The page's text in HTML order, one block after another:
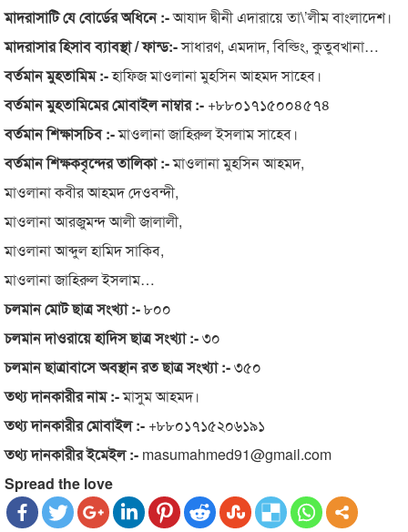
মাদরাসাটি যে বোর্ডের অধিনে :-আযাদ দ্বীনী এদারায়ে তা\’লীম বাংলাদেশ।
মাদরাসার হিসাব ব্যাবস্থা / ফান্ড:-সাধারণ, এমদাদ, বিল্ডিং, কুতুবখানা…
বর্তমান মুহতামিম :-হাফিজ মাওলানা মুহসিন আহমদ সাহেব।
বর্তমান মুহতামিমের মোবাইল নাম্বার :- +৮৮০১৭১৫০০৪৫৭৪
বর্তমান শিক্ষাসচিব :-মাওলানা জাহিরুল ইসলাম সাহেব।
বর্তমান শিক্ষকবৃন্দের তালিকা :-মাওলানা মুহসিন আহমদ,
মাওলানা কবীর আহমদ দেওবন্দী,
মাওলানা আরজুমন্দ আলী জালালী,
মাওলানা আব্দুল হামিদ সাকিব,
মাওলানা জাহিরুল ইসলাম…
চলমান মোট ছাত্র সংখ্যা :-৮০০
চলমান দাওরায়ে হাদিস ছাত্র সংখ্যা :-৩০
চলমান ছাত্রাবাসে অবস্থান রত ছাত্র সংখ্যা :-৩৫০
তথ্য দানকারীর নাম :-মাসুম আহমদ।
তথ্য দানকারীর মোবাইল :- +৮৮০১৭১৫২০৬১৯১
তথ্য দানকারীর ইমেইল :- masumahmed91@gmail.com
Spread the love